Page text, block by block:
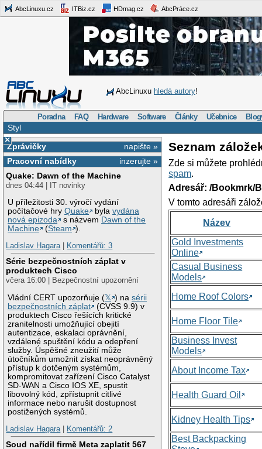
AbcLinuxu.cz ITBiz.cz HDmag.cz AbcPráce.cz
AbcLinuxu hledá autory!
Poradna FAQ Hardware Software Články Učebnice
Styl
×
napište »
Zprávičky
inzerujte »
Pracovní nabídky
Quake: Dawn of the Machine
dnes 04:44 | IT novinky
U příležitosti 30. výročí vydání
počítačové hryQuake bylavydána
nová epizoda
s názvem Dawn of the
Machine
(Steam ).
Ladislav Hagara| Komentářů: 3
Série bezpečnostních záplat v
produktech Cisco
včera 16:00 | Bezpečnostní upozornění
Vládní CERT upozorňuje (𝕏 ) nasérii
bezpečnostních záplat
(CVSS 9.9) v
produktech Cisco řešících kritické
zranitelnosti umožňující obejití
autentizace, eskalaci oprávnění,
vzdálené spuštění kódu a odepření
služby. Úspěšné zneužití může
útočníkům umožnit získat neoprávněný
přístup k dotčeným systémům,
kompromitovat zařízení Cisco Catalyst
SD-WAN a Cisco IOS XE, spustit
libovolný kód, zpřístupnit citlivé
informace nebo narušit dostupnost
postižených systémů.
Ladislav Hagara| Komentářů: 2
Soud nařídil firmě Meta zaplatit 567
Seznam
Zde si můžete
spam.
Adresář: /Bookmrk/
V tomto adresáři
Název
Gold Investments
Online
Casual Business
Models
Home Roof Colors
Home Floor Tile
Business Invest
Models
About Income Tax
Health Guard Oil
Kidney Health Tips
Best Backpacking